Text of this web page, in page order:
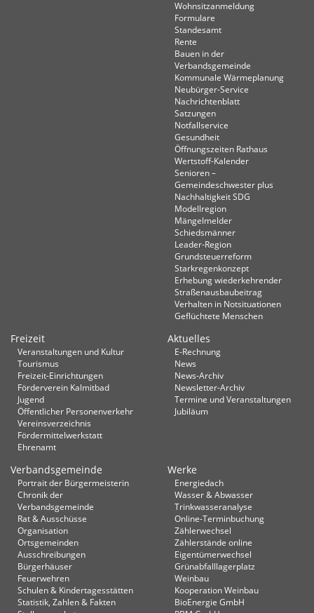
Wohnsitzanmeldung
Formulare
Standesamt
Rente
Bauen in der
Verbandsgemeinde
Kommunale Wärmeplanung
Neubürger-Service
Nachrichtenblatt
Satzungen
Notfallservice
Gesundheit
Öffnungszeiten Rathaus
Wertstoff-Kalender
Senioren –
Gemeindeschwester plus
Nachhaltigkeit SDG
Modellregion
Mängelmelder
Schiedsmänner
Leader-Region
Grundsteuerreform
Starkregenkonzept
Erhebung wiederkehrender
Straßenausbaubeitrag
Verhalten in Not­situationen
Geflüchtete Menschen
Freizeit
Veranstaltungen und Kultur
Tourismus
Freizeit-Einrichtungen
Förderverein Kalmitbad
Jugend
Öffentlicher Personenverkehr
Vereinsverzeichnis
Fördermittelwerkstatt
Ehrenamt
Aktuelles
E-Rechnung
News
News-Archiv
Newsletter-Archiv
Termine und Veranstaltungen
Jubiläum
Verbandsgemeinde
Portrait der Bürgermeisterin
Chronik der
Verbandsgemeinde
Rat & Ausschüsse
Organisation
Ortsgemeinden
Ausschreibungen
Bürgerhäuser
Feuerwehren
Schulen & Kindertagesstätten
Statistik, Zahlen & Fakten
Werke
Energiedach
Wasser & Abwasser
Trinkwasseranalyse
Online-Terminbuchung
Zählerwechsel
Zählerstände online
Eigentümerwechsel
Grünabfalllagerplatz
Weinbau
Kooperation Weinbau
BioEnergie GmbH